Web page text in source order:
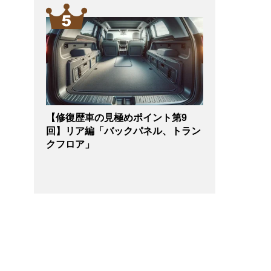
【修復歴車の見極めポイント第9
回】リア編「バックパネル、トラン
クフロア」